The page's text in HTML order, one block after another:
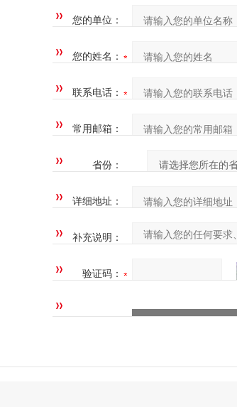
您的单位：
您的姓名：
联系电话：
常用邮箱：
省份：
详细地址：
补充说明：
验证码：